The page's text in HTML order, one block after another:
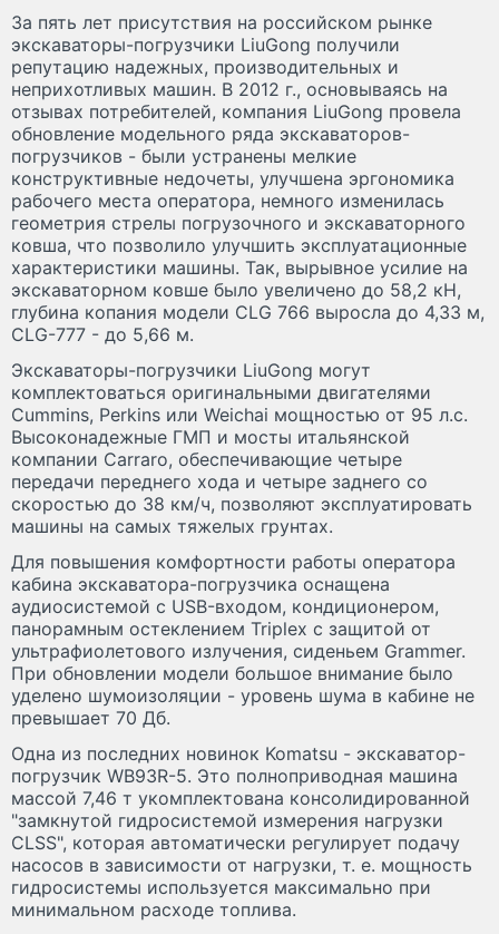
За пять лет присутствия на российском рынке
экскаваторы-погрузчики LiuGong получили
репутацию надежных, производительных и
неприхотливых машин. В 2012 г., основываясь на
отзывах потребителей, компания LiuGong провела
обновление модельного ряда экскаваторов-
погрузчиков - были устранены мелкие
конструктивные недочеты, улучшена эргономика
рабочего места оператора, немного изменилась
геометрия стрелы погрузочного и экскаваторного
ковша, что позволило улучшить эксплуатационные
характеристики машины. Так, вырывное усилие на
экскаваторном ковше было увеличено до 58,2 кН,
глубина копания модели CLG 766 выросла до 4,33 м,
CLG-777 - до 5,66 м.
Экскаваторы-погрузчики LiuGong могут
комплектоваться оригинальными двигателями
Cummins, Perkins или Weichai мощностью от 95 л.с.
Высоконадежные ГМП и мосты итальянской
компании Carraro, обеспечивающие четыре
передачи переднего хода и четыре заднего со
скоростью до 38 км/ч, позволяют эксплуатировать
машины на самых тяжелых грунтах.
Для повышения комфортности работы оператора
кабина экскаватора-погрузчика оснащена
аудиосистемой с USB-входом, кондиционером,
панорамным остеклением Triplex с защитой от
ультрафиолетового излучения, сиденьем Grammer.
При обновлении модели большое внимание было
уделено шумоизоляции - уровень шума в кабине не
превышает 70 Дб.
Одна из последних новинок Komatsu - экскаватор-
погрузчик WB93R-5. Это полноприводная машина
массой 7,46 т укомплектована консолидированной
"замкнутой гидросистемой измерения нагрузки
CLSS", которая автоматически регулирует подачу
насосов в зависимости от нагрузки, т. е. мощность
гидросистемы используется максимально при
минимальном расходе топлива.